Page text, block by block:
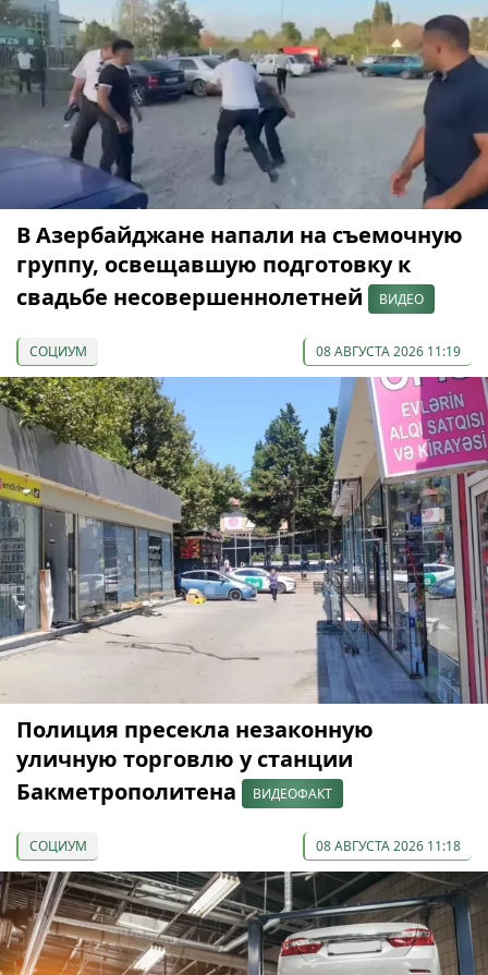
В Азербайджане напали на съемочную
группу, освещавшую подготовку к
свадьбе несовершеннолетней
ВИДЕО
СОЦИУМ 08 АВГУСТА 2026 11:19
Полиция пресекла незаконную
уличную торговлю у станции
Бакметрополитена
ВИДЕОФАКТ
СОЦИУМ 08 АВГУСТА 2026 11:18